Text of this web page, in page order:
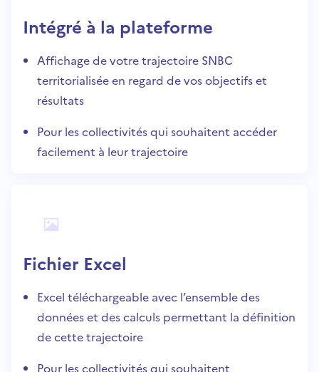
Intégré à la plateforme
Affichage de votre trajectoire SNBC
territorialisée en regard de vos objectifs et
résultats
Pour les collectivités qui souhaitent accéder
facilement à leur trajectoire
Fichier Excel
Excel téléchargeable avec l’ensemble des
données et des calculs permettant la définition
de cette trajectoire